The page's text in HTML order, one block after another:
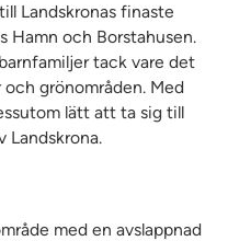
Landskronas finaste
Hamn och Borstahusen.
tack vare det
grönområden. Med
lätt att ta sig till
Landskrona.
med en avslappnad